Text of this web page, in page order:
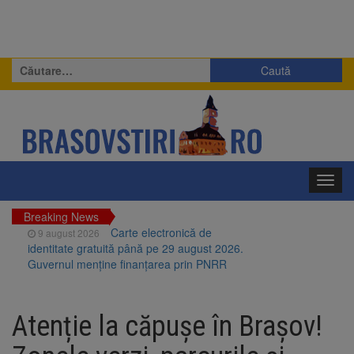
Caută
după:
Breaking News
9 august 2026
Carte electronică de
identitate gratuită până pe 29 august 2026.
Guvernul menține finanțarea prin PNRR
Brașovului vor fi restaurate. Contractul de
finanțare a fost semnat
Atenție la căpușe în Brașov!